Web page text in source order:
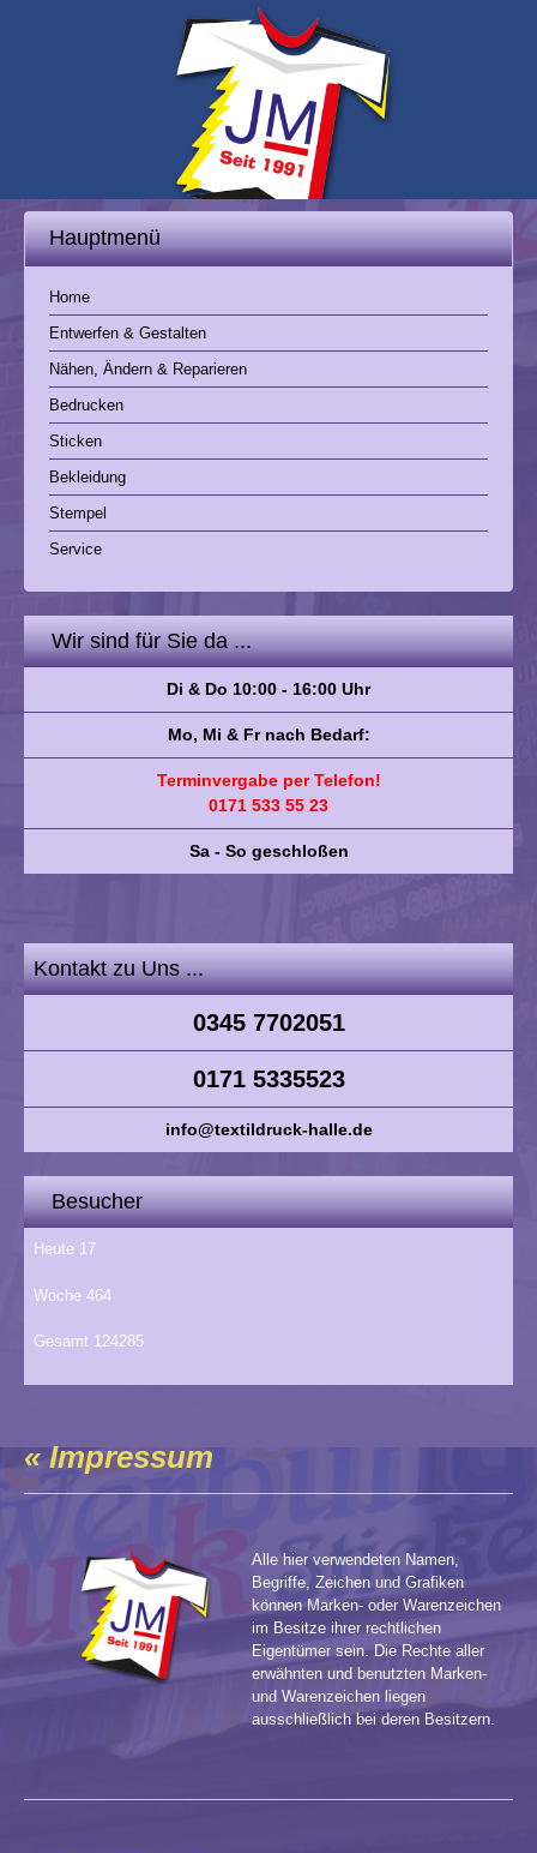
Hauptmenü
Home
Entwerfen & Gestalten
Nähen, Ändern & Reparieren
Bedrucken
Sticken
Bekleidung
Stempel
Service
Wir sind für Sie da ...
Di & Do 10:00 - 16:00 Uhr
Mo, Mi & Fr nach Bedarf:
Terminvergabe per Telefon!
0171 533 55 23
Sa - So geschloßen
Kontakt zu Uns ...
0345 7702051
0171 5335523
info@textildruck-halle.de
Besucher
Heute 17
Woche 464
Gesamt 124285
« Impressum
Alle hier verwendeten Namen,
Begriffe, Zeichen und Grafiken
können Marken- oder Warenzeichen
im Besitze ihrer rechtlichen
Eigentümer sein. Die Rechte aller
erwähnten und benutzten Marken-
und Warenzeichen liegen
ausschließlich bei deren Besitzern.